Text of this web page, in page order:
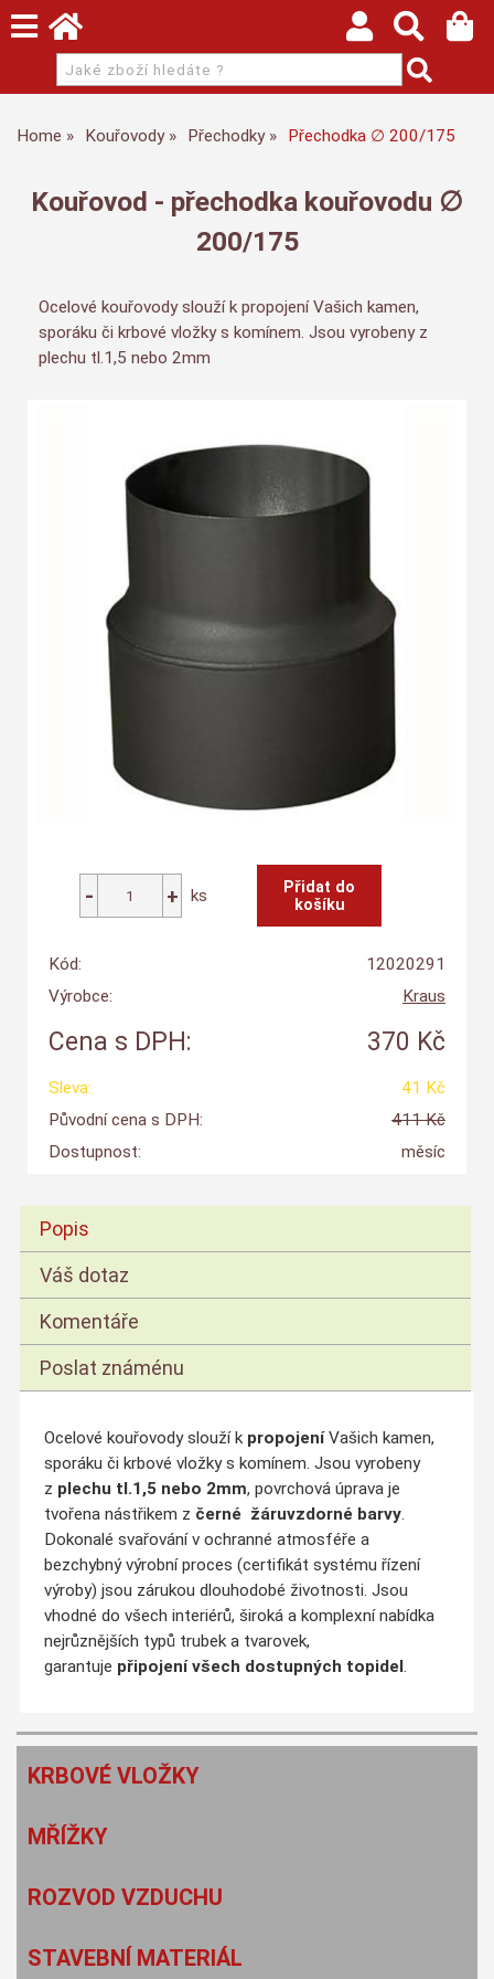
Home Kouřovody Přechodky Přechodka ∅ 200/175
Kouřovod - přechodka kouřovodu ∅
200/175
Ocelové kouřovody slouží k propojení Vašich kamen,
sporáku či krbové vložky s komínem. Jsou vyrobeny z
plechu tl.1,5 nebo 2mm
ks
Kód:
12020291
Výrobce:
Kraus
Cena s DPH: 370 Kč
Sleva:
41 Kč
Původní cena s DPH:
411 Kč
Dostupnost:
měsíc
Popis
Váš dotaz
Komentáře
Poslat známénu
Ocelové kouřovody slouží kpropojeníVašich kamen,
sporáku či krbové vložky s komínem. Jsou vyrobeny
z plechu tl.1,5 nebo 2mm, povrchová úprava je
tvořena nástřikem z černé žáruvzdorné barvy.
Dokonalé svařování v ochranné atmosféře a
bezchybný výrobní proces (certifikát systému řízení
výroby) jsou zárukou dlouhodobé životnosti. Jsou
vhodné do všech interiérů, široká a komplexní nabídka
nejrůznějších typů trubek a tvarovek,
garantuje připojení všech dostupných topidel.
KRBOVÉ VLOŽKY
MŘÍŽKY
ROZVOD VZDUCHU
STAVEBNÍ MATERIÁL